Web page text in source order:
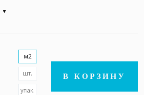
м2
шт.
упак.
В КОРЗИНУ